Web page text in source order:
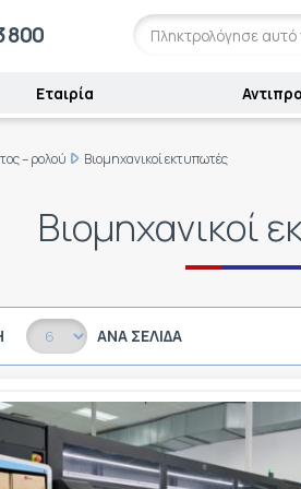
800
Εταιρία
– ρολού Βιομηχανικοί εκτυπωτές
Βιομηχανικοί
ΑΝΆ ΣΕΛΊΔΑ